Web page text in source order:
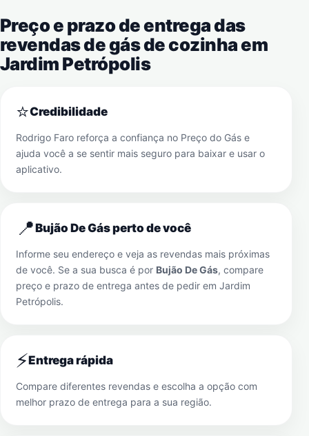
Preço e prazo de entrega das
revendas de gás de cozinha em
Jardim Petrópolis
⭐Credibilidade
Rodrigo Faro reforça a confiança no Preço do Gás e
ajuda você a se sentir mais seguro para baixar e usar o
aplicativo.
📍Bujão De Gás perto de você
Informe seu endereço e veja as revendas mais próximas
de você. Se a sua busca é por Bujão De Gás, compare
preço e prazo de entrega antes de pedir em Jardim
Petrópolis.
⚡Entrega rápida
Compare diferentes revendas e escolha a opção com
melhor prazo de entrega para a sua região.